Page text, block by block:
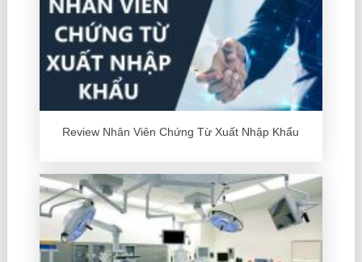
Review Nhân Viên Chứng Từ Xuất Nhập Khẩu